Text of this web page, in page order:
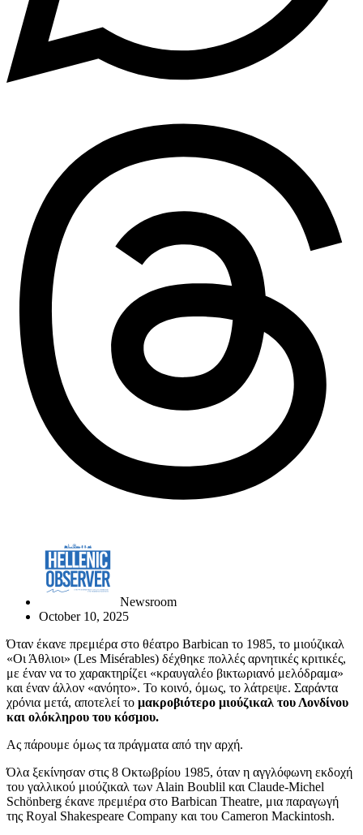
Newsroom
October 10, 2025
Όταν έκανε πρεμιέρα στο θέατρο Barbican το 1985, το μιούζικαλ
«Οι Άθλιοι» (Les Misérables) δέχθηκε πολλές αρνητικές κριτικές,
με έναν να το χαρακτηρίζει «κραυγαλέο βικτωριανό μελόδραμα»
και έναν άλλον «ανόητο». Το κοινό, όμως, το λάτρεψε. Σαράντα
χρόνια μετά, αποτελεί το μακροβιότερο μιούζικαλ του Λονδίνου
και ολόκληρου του κόσμου.
Ας πάρουμε όμως τα πράγματα από την αρχή.
Όλα ξεκίνησαν στις 8 Οκτωβρίου 1985, όταν η αγγλόφωνη εκδοχή
του γαλλικού μιούζικαλ των Alain Boublil και Claude-Michel
Schönberg έκανε πρεμιέρα στο Barbican Theatre, μια παραγωγή
της Royal Shakespeare Company και του Cameron Mackintosh.